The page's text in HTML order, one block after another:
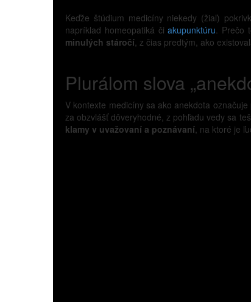
Keďže štúdium medicíny niekedy (žiaľ)
napríklad homeopatiká čiakupunktúru. Prečo
minulých stáročí, z čias predtým, ako
Plurálom slova
V kontexte medicíny sa ako anekdota
za obzvlášť dôveryhodné, z pohľadu vedy sa
klamy v uvažovaní a poznávaní, na ktoré je